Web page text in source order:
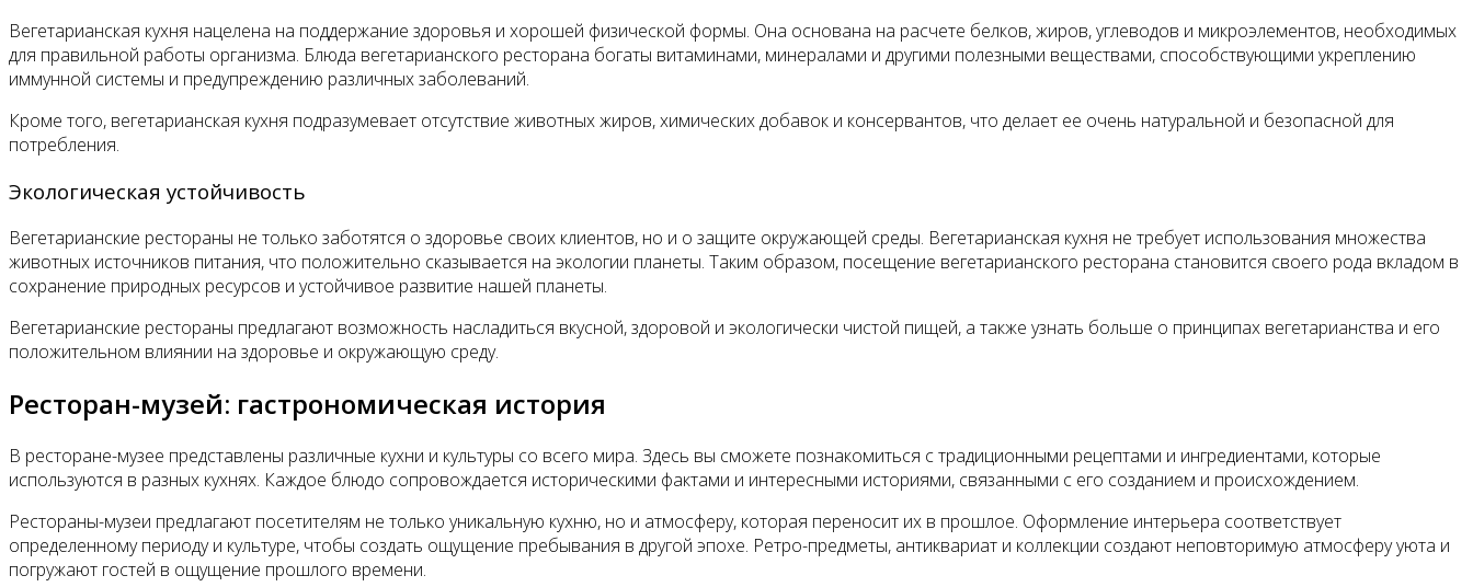
Вегетарианская кухня нацелена на поддержание здоровья и хорошей физической формы. Она основана на расчете белков, жиров, углеводов и микроэлементов, необходимых
для правильной работы организма. Блюда вегетарианского ресторана богаты витаминами, минералами и другими полезными веществами, способствующими укреплению
иммунной системы и предупреждению различных заболеваний.
Кроме того, вегетарианская кухня подразумевает отсутствие животных жиров, химических добавок и консервантов, что делает ее очень натуральной и безопасной для
потребления.
Экологическая устойчивость
Вегетарианские рестораны не только заботятся о здоровье своих клиентов, но и о защите окружающей среды. Вегетарианская кухня не требует использования множества
животных источников питания, что положительно сказывается на экологии планеты. Таким образом, посещение вегетарианского ресторана становится своего рода вкладом в
сохранение природных ресурсов и устойчивое развитие нашей планеты.
Вегетарианские рестораны предлагают возможность насладиться вкусной, здоровой и экологически чистой пищей, а также узнать больше о принципах вегетарианства и его
положительном влиянии на здоровье и окружающую среду.
Ресторан-музей: гастрономическая история
В ресторане-музее представлены различные кухни и культуры со всего мира. Здесь вы сможете познакомиться с традиционными рецептами и ингредиентами, которые
используются в разных кухнях. Каждое блюдо сопровождается историческими фактами и интересными историями, связанными с его созданием и происхождением.
Рестораны-музеи предлагают посетителям не только уникальную кухню, но и атмосферу, которая переносит их в прошлое. Оформление интерьера соответствует
определенному периоду и культуре, чтобы создать ощущение пребывания в другой эпохе. Ретро-предметы, антиквариат и коллекции создают неповторимую атмосферу уюта и
погружают гостей в ощущение прошлого времени.